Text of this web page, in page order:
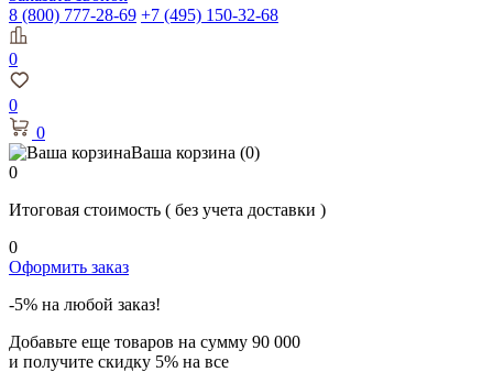
8 (800) 777-28-69 +7 (495) 150-32-68
0
0
0
Ваша корзина (0)
0
Итоговая стоимость ( без учета доставки )
0
Оформить заказ
-5% на любой заказ!
Добавьте еще товаров на сумму 90 000
и получите скидку 5% на все